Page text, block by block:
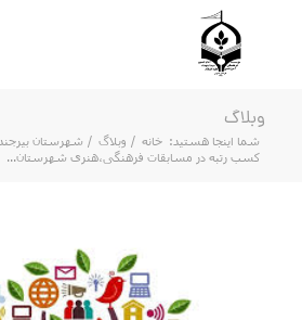
وبلاگ
شما اینجا هستید: خانه / وبلاگ / شهرستان بیرجند
کسب رتبه در مسابقات فرهنگی،هنری شهرستان...